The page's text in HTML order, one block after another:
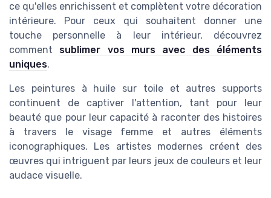
ce qu'elles enrichissent et complètent votre décoration
intérieure. Pour ceux qui souhaitent donner une
touche personnelle à leur intérieur, découvrez
comment sublimer vos murs avec des éléments
uniques.
Les peintures à huile sur toile et autres supports
continuent de captiver l'attention, tant pour leur
beauté que pour leur capacité à raconter des histoires
à travers le visage femme et autres éléments
iconographiques. Les artistes modernes créent des
œuvres qui intriguent par leurs jeux de couleurs et leur
audace visuelle.